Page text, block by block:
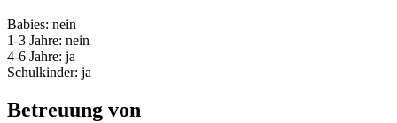
Babies: nein
1-3 Jahre: nein
4-6 Jahre: ja
Schulkinder: ja
Betreuung von